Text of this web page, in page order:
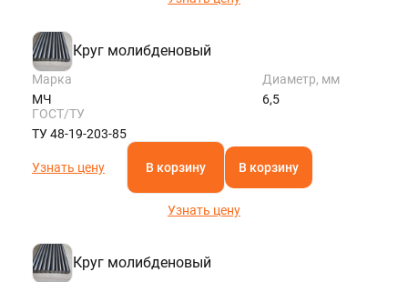
Круг молибденовый
Марка
МЧ
Диаметр, мм
6,5
ГОСТ/ТУ
ТУ 48-19-203-85
Узнать цену В корзину В корзину
Узнать цену
Круг молибденовый